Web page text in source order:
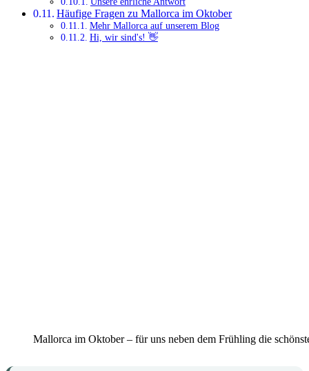
Häufige Fragen zu Mallorca im Oktober
Mehr Mallorca auf unserem Blog
Hi, wir sind's! 👋
Mallorca im Oktober – für uns neben dem Frühling die